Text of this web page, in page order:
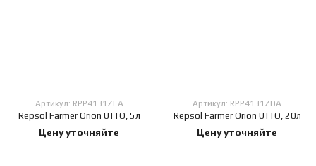
Артикул: RPP4131ZFA
Repsol Farmer Orion UTTO, 5л
Цену уточняйте
Артикул: RPP4131ZDA
Repsol Farmer Orion UTTO, 20л
Цену уточняйте